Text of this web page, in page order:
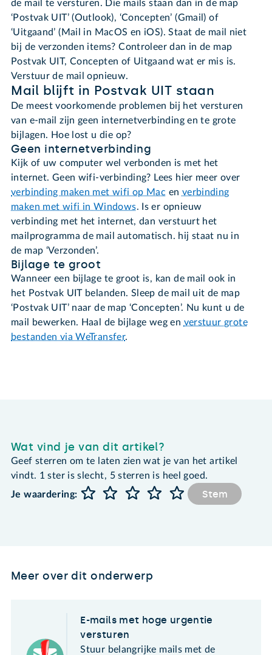
de mail te versturen. Die mails staan dan in de map
‘Postvak UIT’ (Outlook), ‘Concepten’ (Gmail) of
‘Uitgaand’ (Mail in MacOS en iOS). Staat de mail niet
bij de verzonden items? Controleer dan in de map
Postvak UIT, Concepten of Uitgaand wat er mis is.
Verstuur de mail opnieuw.
Mail blijft in Postvak UIT staan
De meest voorkomende problemen bij het versturen
van e-mail zijn geen internetverbinding en te grote
bijlagen. Hoe lost u die op?
Geen internetverbinding
Kijk of uw computer wel verbonden is met het
internet. Geen wifi-verbinding? Lees hier meer over
verbinding maken met wifi op Mac en verbinding
maken met wifi in Windows. Is er opnieuw
verbinding met het internet, dan verstuurt het
mailprogramma de mail automatisch. hij staat nu in
de map ‘Verzonden’.
Bijlage te groot
Wanneer een bijlage te groot is, kan de mail ook in
het Postvak UIT belanden. Sleep de mail uit de map
‘Postvak UIT’ naar de map ‘Concepten’. Nu kunt u de
mail bewerken. Haal de bijlage weg en verstuur grote
bestanden via WeTransfer.
Wat vind je van dit artikel?
Geef sterren om te laten zien wat je van het artikel
vindt. 1 ster is slecht, 5 sterren is heel goed.
Je waardering:
Stem
Meer over dit onderwerp
E-mails met hoge urgentie
versturen
Stuur belangrijke mails met de